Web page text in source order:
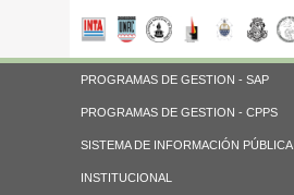
PROGRAMAS DE GESTION - SAP
PROGRAMAS DE GESTION - CPPS
SISTEMA DE INFORMACIÓN PÚBLICA
INSTITUCIONAL